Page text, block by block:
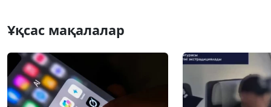
Ұқсас мақалалар